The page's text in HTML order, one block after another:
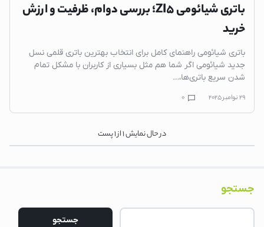
باتری شیائومی ZI5؛ بررسی دوام، ظرفیت و ارزش
خرید
باتری شیائومی راهنمای کامل برای انتخاب بهترین باتری قلمی نسل
جدید شیائومی اگر شما هم مثل بسیاری از کاربران با مشکل تمام
شدن سریع باتری‌ها،…
29 نوامبر 2025 0
در حال نمایش1از1پست
جستجو
جستجو